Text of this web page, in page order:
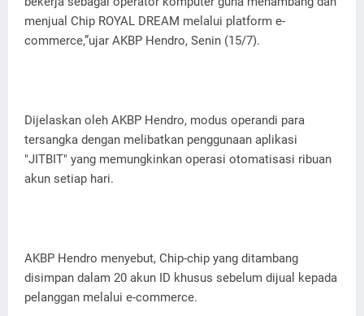
menjual Chip ROYAL DREAM melalui platform e-
commerce,”ujar AKBP Hendro, Senin (15/7).
Dijelaskan oleh AKBP Hendro, modus operandi para
tersangka dengan melibatkan penggunaan aplikasi
"JITBIT" yang memungkinkan operasi otomatisasi ribuan
akun setiap hari.
AKBP Hendro menyebut, Chip-chip yang ditambang
disimpan dalam 20 akun ID khusus sebelum dijual kepada
pelanggan melalui e-commerce.